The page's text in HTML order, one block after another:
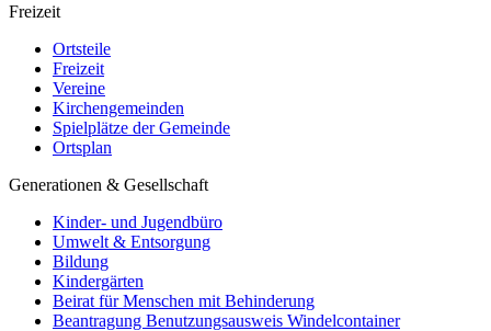
Freizeit
Ortsteile
Freizeit
Vereine
Kirchengemeinden
Spielplätze der Gemeinde
Ortsplan
Generationen & Gesellschaft
Kinder- und Jugendbüro
Umwelt & Entsorgung
Bildung
Kindergärten
Beirat für Menschen mit Behinderung
Beantragung Benutzungsausweis Windelcontainer